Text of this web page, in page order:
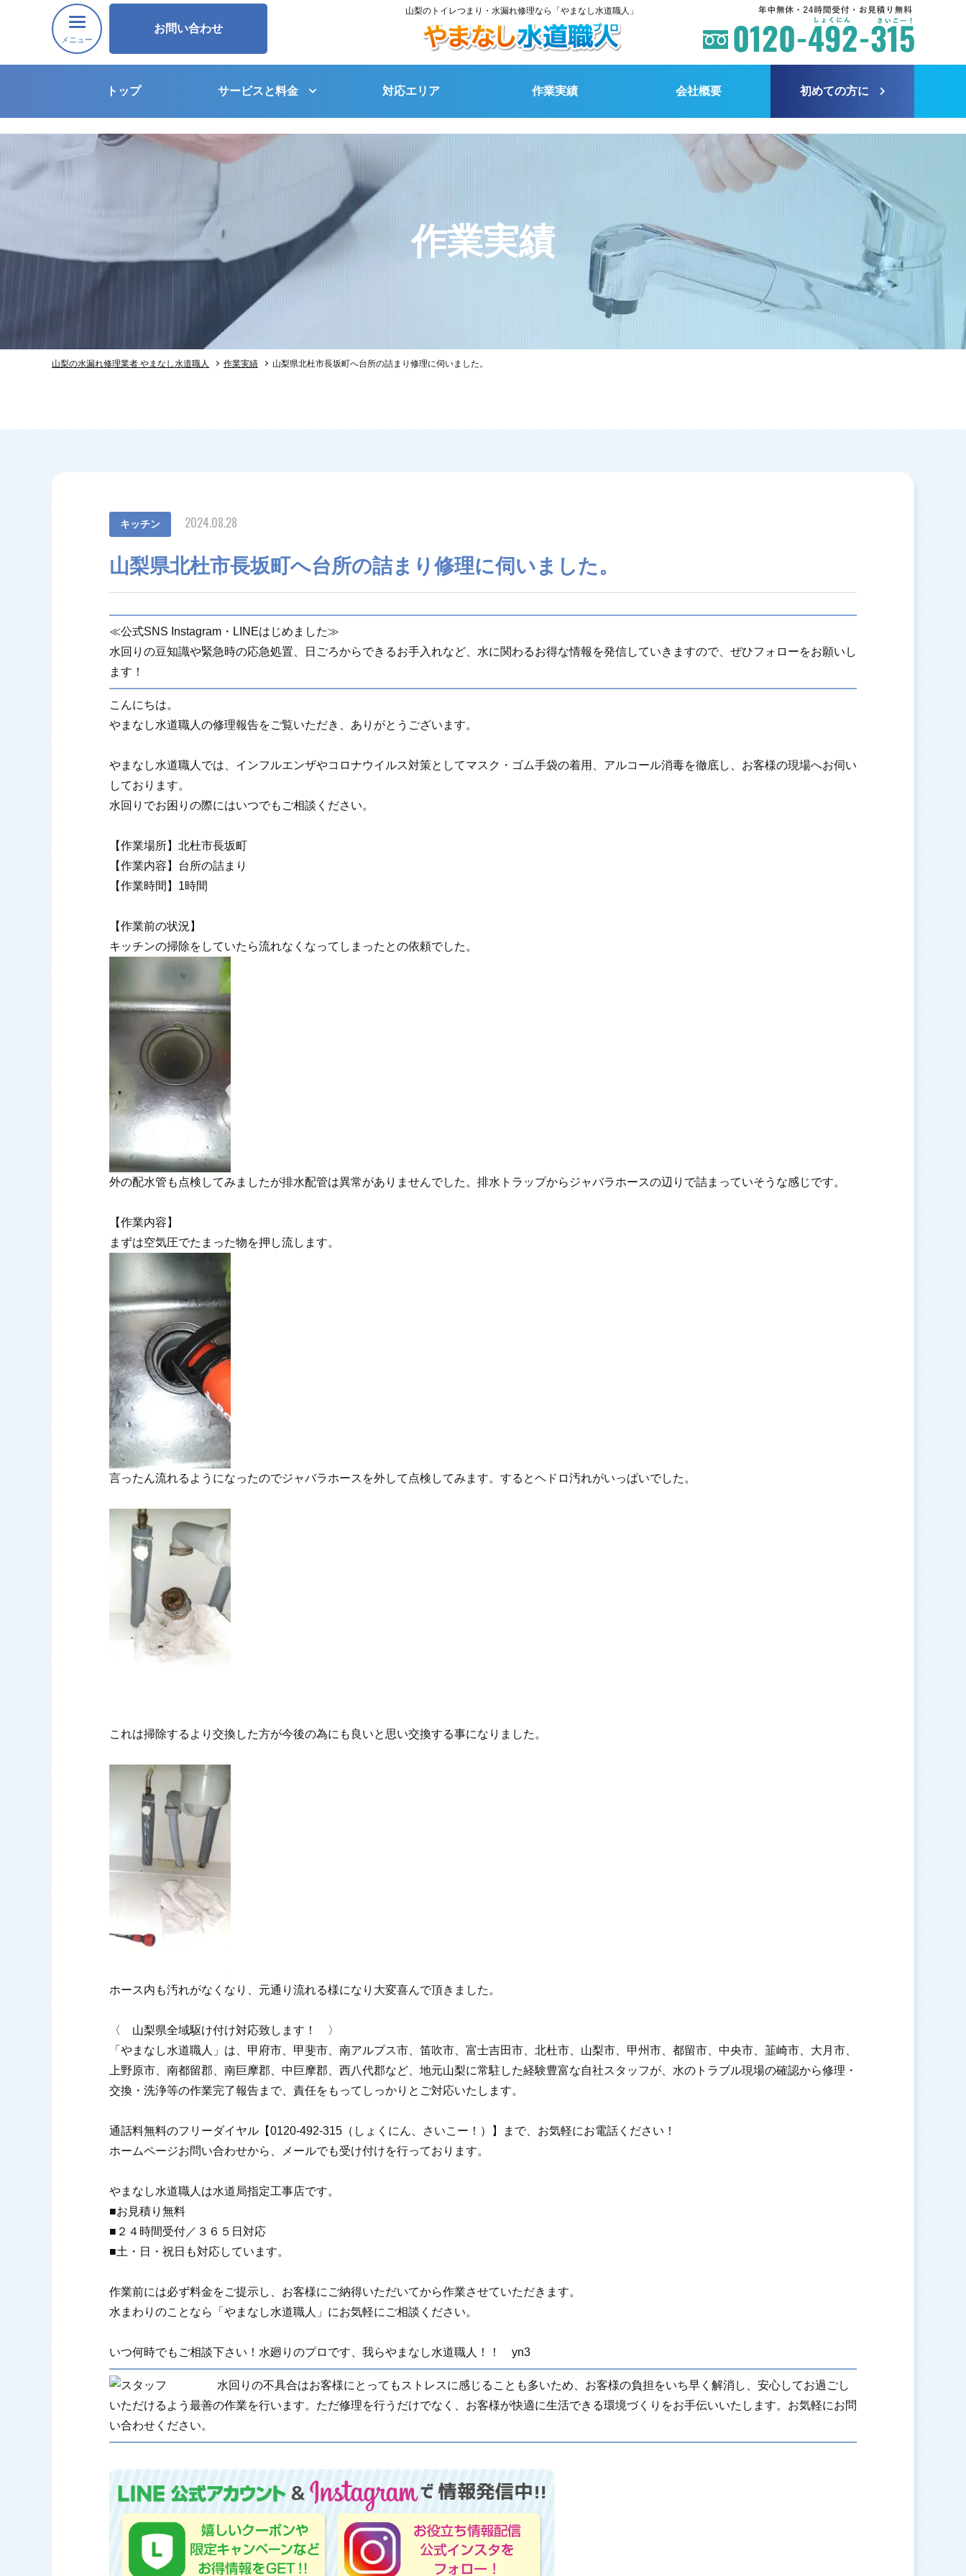
メニュー
お問い合わせ
山梨のトイレつまり・水漏れ修理なら「やまなし水道職人」
トップ サービスと料金 対応エリア 作業実績 会社概要 初めての方に
作業実績
山梨の水漏れ修理業者 やまなし水道職人 作業実績 山梨県北杜市長坂町へ台所の詰まり修理に伺いました。
キッチン 2024.08.28
山梨県北杜市長坂町へ台所の詰まり修理に伺いました。
≪公式SNS Instagram・LINEはじめました≫
水回りの豆知識や緊急時の応急処置、日ごろからできるお手入れなど、水に関わるお得な情報を発信していきますので、ぜひフォローをお願いし
ます！
こんにちは。
やまなし水道職人の修理報告をご覧いただき、ありがとうございます。
やまなし水道職人では、インフルエンザやコロナウイルス対策としてマスク・ゴム手袋の着用、アルコール消毒を徹底し、お客様の現場へお伺い
しております。
水回りでお困りの際にはいつでもご相談ください。
【作業場所】北杜市長坂町
【作業内容】台所の詰まり
【作業時間】1時間
【作業前の状況】
キッチンの掃除をしていたら流れなくなってしまったとの依頼でした。
外の配水管も点検してみましたが排水配管は異常がありませんでした。排水トラップからジャバラホースの辺りで詰まっていそうな感じです。
【作業内容】
まずは空気圧でたまった物を押し流します。
言ったん流れるようになったのでジャバラホースを外して点検してみます。するとヘドロ汚れがいっぱいでした。
これは掃除するより交換した方が今後の為にも良いと思い交換する事になりました。
ホース内も汚れがなくなり、元通り流れる様になり大変喜んで頂きました。
〈 山梨県全域駆け付け対応致します！ 〉
「やまなし水道職人」は、甲府市、甲斐市、南アルプス市、笛吹市、富士吉田市、北杜市、山梨市、甲州市、都留市、中央市、韮崎市、大月市、
上野原市、南都留郡、南巨摩郡、中巨摩郡、西八代郡など、地元山梨に常駐した経験豊富な自社スタッフが、水のトラブル現場の確認から修理・
交換・洗浄等の作業完了報告まで、責任をもってしっかりとご対応いたします。
通話料無料のフリーダイヤル【0120-492-315（しょくにん、さいこー！）】まで、お気軽にお電話ください！
ホームページお問い合わせから、メールでも受け付けを行っております。
やまなし水道職人は水道局指定工事店です。
■お見積り無料
■２４時間受付／３６５日対応
■土・日・祝日も対応しています。
作業前には必ず料金をご提示し、お客様にご納得いただいてから作業させていただきます。
水まわりのことなら「やまなし水道職人」にお気軽にご相談ください。
いつ何時でもご相談下さい！水廻りのプロです、我らやまなし水道職人！！ yn3
水回りの不具合はお客様にとってもストレスに感じることも多いため、お客様の負担をいち早く解消し、安心してお過ごし
いただけるよう最善の作業を行います。ただ修理を行うだけでなく、お客様が快適に生活できる環境づくりをお手伝いいたします。お気軽にお問
い合わせください。